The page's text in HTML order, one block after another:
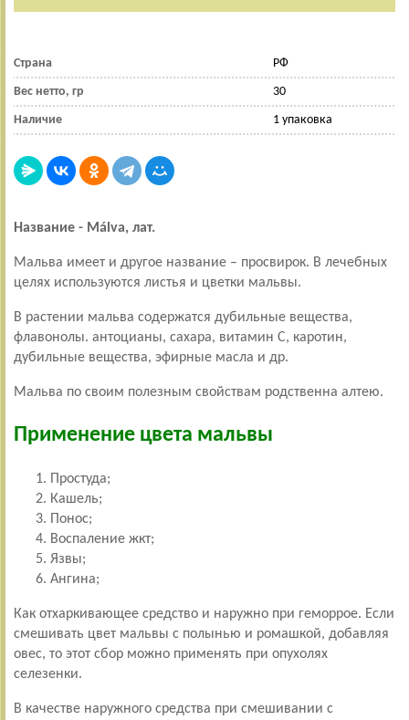
Страна РФ
Вес нетто, гр 30
Наличие 1 упаковка
Название - Málva, лат.
Мальва имеет и другое название – просвирок. В лечебных
целях используются листья и цветки мальвы.
В растении мальва содержатся дубильные вещества,
флавонолы. антоцианы, сахара, витамин С, каротин,
дубильные вещества, эфирные масла и др.
Мальва по своим полезным свойствам родственна алтею.
Применение цвета мальвы
Простуда;
Кашель;
Понос;
Воспаление жкт;
Язвы;
Ангина;
Как отхаркивающее средство и наружно при геморрое. Если
смешивать цвет мальвы с полынью и ромашкой, добавляя
овес, то этот сбор можно применять при опухолях
селезенки.
В качестве наружного средства при смешивании с